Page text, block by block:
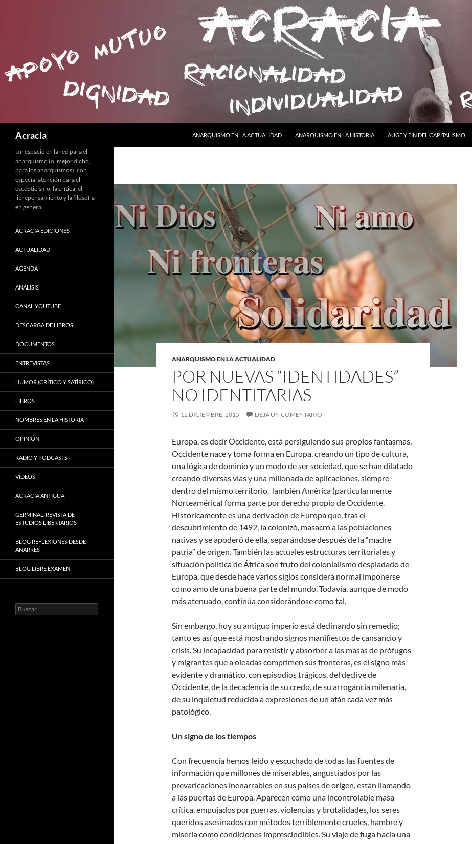
Acracia
ANARQUISMO EN LA ACTUALIDAD
ANARQUISMO EN LA HISTORIA AUGE Y FIN DEL CAPITALISMO
ANARQUISMO EN LA ACTUALIDAD
POR NUEVAS “IDENTIDADES”
NO IDENTITARIAS
12 DICIEMBRE, 2015 DEJA UN COMENTARIO
Europa, es decir Occidente, está persiguiendo sus propios fantasmas.
Occidente nace y toma forma en Europa, creando un tipo de cultura,
una lógica de dominio y un modo de ser sociedad, que se han dilatado
creando diversas vías y una millonada de aplicaciones, siempre
dentro del mismo territorio. También América (particularmente
Norteamérica) forma parte por derecho propio deOccidente.
Históricamente es una derivación de Europa que, tras el
descubrimiento de 1492, la colonizó, masacró a las poblaciones
nativas y se apoderó de ella, separándose después de la “madre
patria” de origen. También las actuales estructuras territoriales y
situación política de África son fruto del colonialismo despiadado de
Europa, que desde hace varios siglos considera normal imponerse
como amo de una buena parte del mundo. Todavía, aunque de modo
más atenuado, continúa considerándose como tal.
Sin embargo, hoy su antiguo imperio está declinando sin remedio;
tanto es así que está mostrando signos manifiestos de cansancio y
crisis. Su incapacidad para resistir y absorber a las masas de prófugos
y migrantes que a oleadas comprimen sus fronteras, es el signo más
evidente y dramático, con episodios trágicos, del declive de
Occidente, de la decadencia de su credo, de su arrogancia milenaria,
de su inquietud reducida a expresiones de un afán cada vez más
patológico.
Un signo de los tiempos
Con frecuencia hemos leído y escuchado de todas las fuentes de
información que millones de miserables, angustiados por las
prevaricaciones inenarrables en sus países de origen, están llamando
a las puertas de Europa. Aparecen como una incontrolable masa
crítica, empujados por guerras, violencias y brutalidades, los seres
queridos asesinados con métodos terriblemente crueles, hambre y
miseria como condiciones imprescindibles. Su viaje de fuga hacia una
Un espacio en la red para el
anarquismo (o, mejor dicho,
para los anarquismos), con
especial atención para el
escepticismo, la crítica, el
librepensamiento y la filosofía
en general
ACRACIA EDICIONES
ACTUALIDAD
AGENDA
ANÁLISIS
CANAL YOUTUBE
DESCARGA DE LIBROS
DOCUMENTOS
ENTREVISTAS
HUMOR (CRÍTICO Y SATÍRICO)
LIBROS
NOMBRES EN LA HISTORIA
OPINIÓN
RADIO Y PODCASTS
VÍDEOS
ACRACIA ANTIGUA
GERMINAL. REVISTA DE
ESTUDIOS LIBERTARIOS
BLOG REFLEXIONES DESDE
ANARRES
BLOG LIBRE EXAMEN
Buscar: